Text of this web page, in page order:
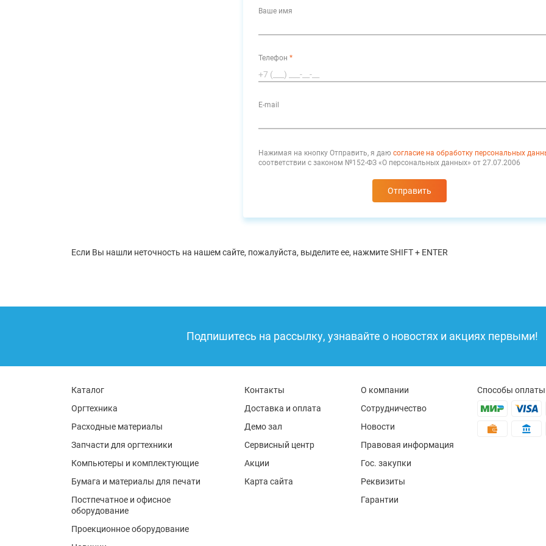
Ваше имя
Телефон *
E-mail
Нажимая на кнопку Отправить, я даю согласие на обработку персональных
соответствии с законом №152-ФЗ «О персональных данных» от 27.07.2006
Отправить
Если Вы нашли неточность на нашем сайте, пожалуйста, выделите ее, нажмите SHIFT + ENTER
Подпишитесь на рассылку, узнавайте о новостях и акциях первыми!
Каталог
Оргтехника
Расходные материалы
Запчасти для оргтехники
Компьютеры и комплектующие
Бумага и материалы для печати
Постпечатное и офисное
оборудование
Проекционное оборудование
Контакты
Доставка и оплата
Демо зал
Сервисный центр
Акции
Карта сайта
О компании
Сотрудничество
Новости
Правовая информация
Гос. закупки
Реквизиты
Гарантии
Способы оплаты